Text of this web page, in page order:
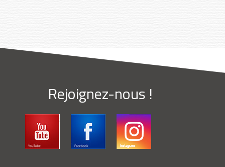
Rejoignez-nous !